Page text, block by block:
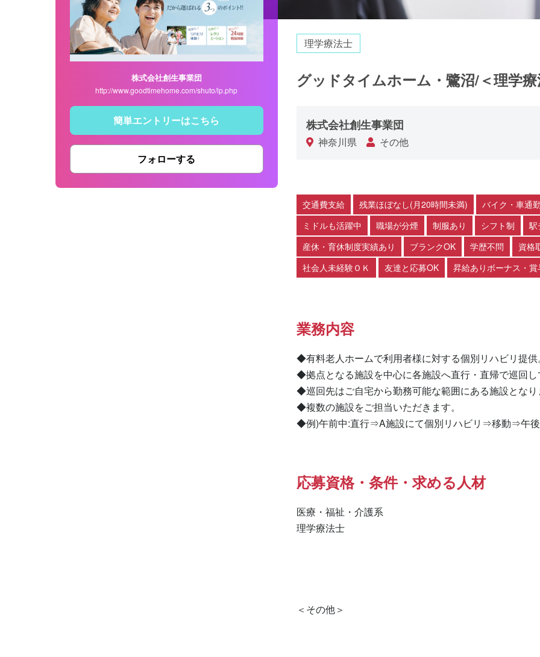
株式会社創生事業団
http://www.goodtimehome.com/shuto/lp.php
簡単エントリーはこちら
フォローする
理学療法士
グッドタイムホーム・鷺沼/＜理学
株式会社創生事業団
神奈川県 その他
交通費支給 残業ほぼなし(月20時間未満)
バイク・車通
ミドルも活躍中
職場が分煙 制服あり シフト制
駅
産休・育休制度実績あり
ブランクOK 学歴不問
資格
社会人未経験ＯＫ
友達と応募OK 昇給ありボーナス・
業務内容
◆有料老人ホームで利用者様に対する個別リハビリ提供
◆拠点となる施設を中心に各施設へ直行・直帰で巡回
◆巡回先はご自宅から勤務可能な範囲にある施設とな
◆複数の施設をご担当いただきます。
◆例)午前中:直行⇒A施設にて個別リハビリ⇒移動⇒午
応募資格・条件・求める人材
医療・福祉・介護系
理学療法士